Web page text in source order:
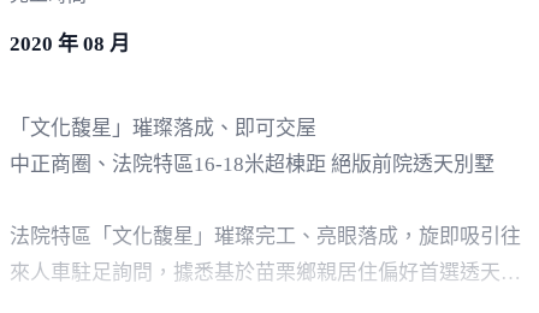
2020 年 08 月
「文化馥星」璀璨落成、即可交屋
中正商圈、法院特區16-18米超棟距 絕版前院透天別墅
法院特區「文化馥星」璀璨完工、亮眼落成，旋即吸引往
來人車駐足詢問，據悉基於苗栗鄉親居住偏好首選透天，